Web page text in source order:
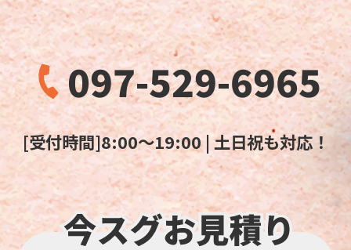
097-529-6965
[受付時間]8:00～19:00 | 土日祝も対応！